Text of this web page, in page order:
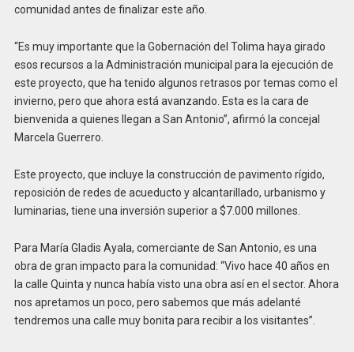
comunidad antes de finalizar este año.
“Es muy importante que la Gobernación del Tolima haya girado
esos recursos a la Administración municipal para la ejecución de
este proyecto, que ha tenido algunos retrasos por temas como el
invierno, pero que ahora está avanzando. Esta es la cara de
bienvenida a quienes llegan a San Antonio”, afirmó la concejal
Marcela Guerrero.
Este proyecto, que incluye la construcción de pavimento rígido,
reposición de redes de acueducto y alcantarillado, urbanismo y
luminarias, tiene una inversión superior a $7.000 millones.
Para María Gladis Ayala, comerciante de San Antonio, es una
obra de gran impacto para la comunidad: “Vivo hace 40 años en
la calle Quinta y nunca había visto una obra así en el sector. Ahora
nos apretamos un poco, pero sabemos que más adelanté
tendremos una calle muy bonita para recibir a los visitantes”.